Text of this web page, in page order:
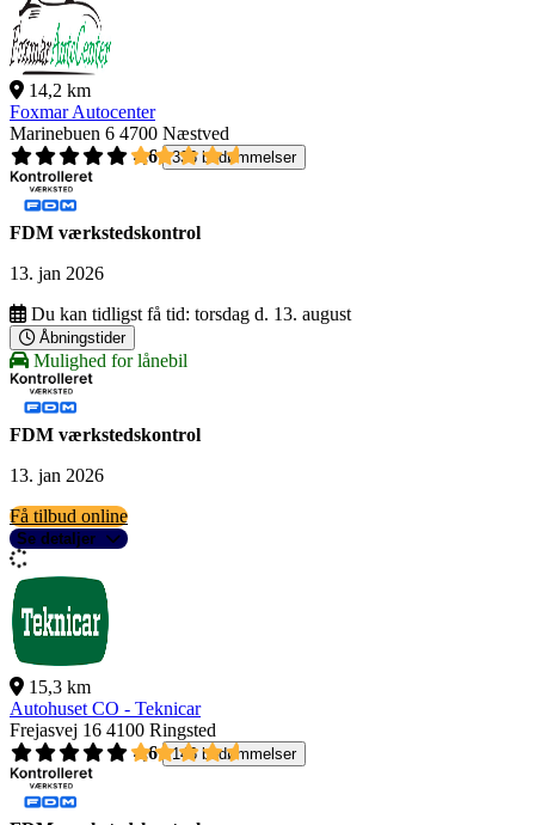
14,2 km
Foxmar Autocenter
Marinebuen 6 4700 Næstved
4,6
336 bedømmelser
FDM værkstedskontrol
13. jan 2026
Du kan tidligst få tid: torsdag d. 13. august
Åbningstider
Mulighed for lånebil
FDM værkstedskontrol
13. jan 2026
Få tilbud online
Se detaljer
15,3 km
Autohuset CO - Teknicar
Frejasvej 16 4100 Ringsted
4,6
146 bedømmelser